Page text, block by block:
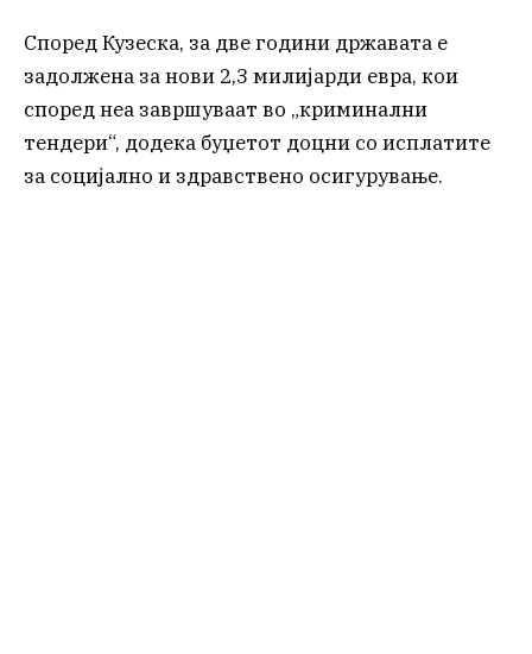
Според Кузеска, за две години државата е
задолжена за нови 2,3 милијарди евра, кои
според неа завршуваат во „криминални
тендери“, додека буџетот доцни со исплатите
за социјално и здравствено осигурување.